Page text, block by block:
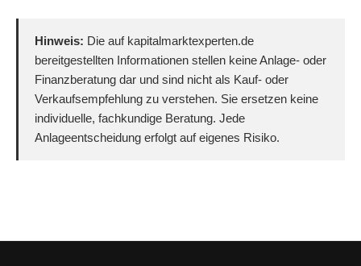
Hinweis: Die auf kapitalmarktexperten.de
bereitgestellten Informationen stellen keine Anlage- oder
Finanzberatung dar und sind nicht als Kauf- oder
Verkaufsempfehlung zu verstehen. Sie ersetzen keine
individuelle, fachkundige Beratung. Jede
Anlageentscheidung erfolgt auf eigenes Risiko.